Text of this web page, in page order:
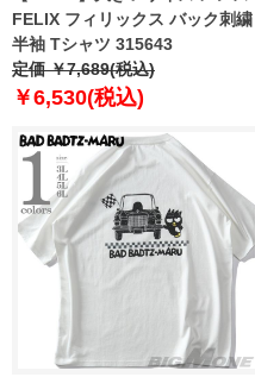
FELIX フィリックス バック刺繍
半袖 Tシャツ 315643
定価 ￥7,689(税込)
￥6,530(税込)